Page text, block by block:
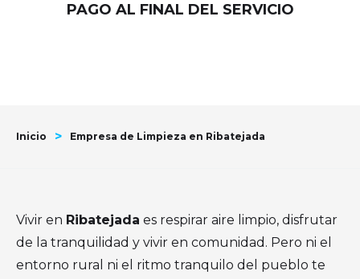
PAGO AL FINAL DEL SERVICIO
Inicio > Empresa de Limpieza en Ribatejada
Vivir en Ribatejada es respirar aire limpio, disfrutar
de la tranquilidad y vivir en comunidad. Pero ni el
entorno rural ni el ritmo tranquilo del pueblo te